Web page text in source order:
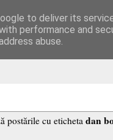
postările cu eticheta dan
to deliver its
performance and
abuse.